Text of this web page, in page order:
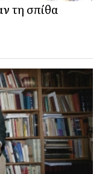
τη σπίθα